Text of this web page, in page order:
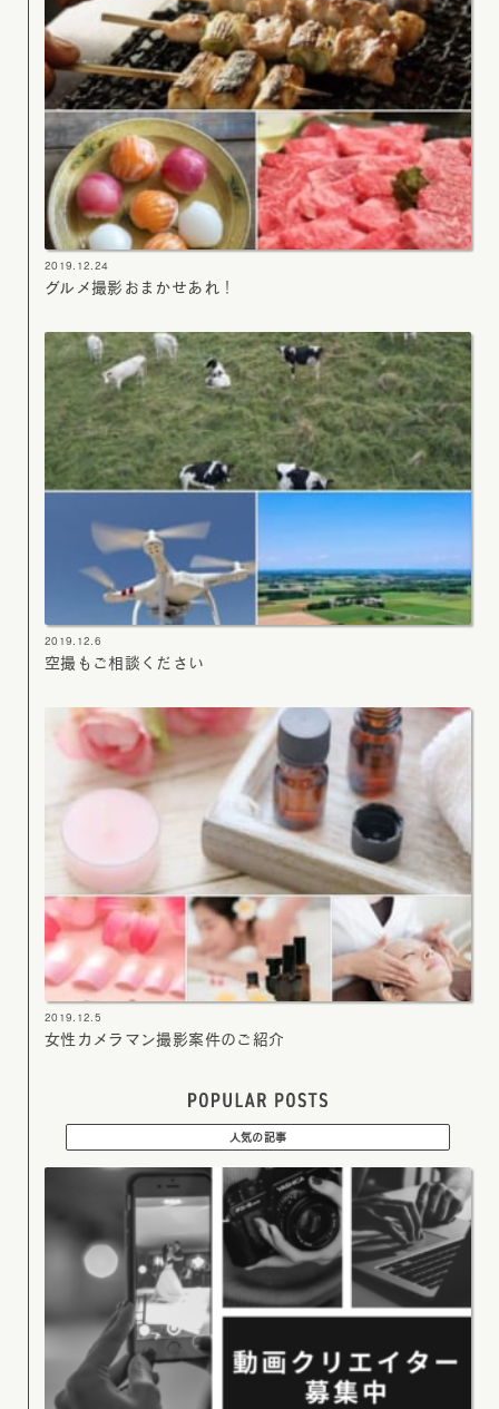
2019.12.24
グルメ撮影おまかせあれ！
2019.12.6
空撮もご相談ください
2019.12.5
女性カメラマン撮影案件のご紹介
人気の記事